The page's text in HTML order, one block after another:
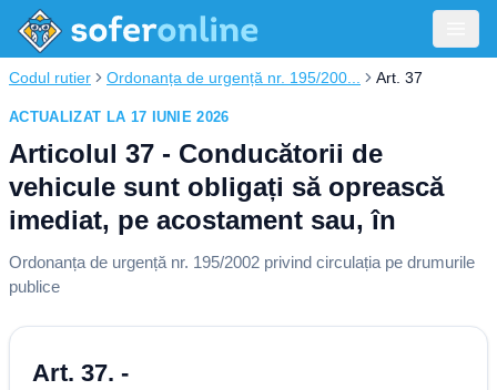
Codul rutier Ordonanța de urgență nr. 195/200... Art. 37
ACTUALIZAT LA 17 IUNIE 2026
Articolul 37 - Conducătorii de
vehicule sunt obligați să oprească
imediat, pe acostament sau, în
Ordonanța de urgență nr. 195/2002 privind circulația pe drumurile
publice
Art. 37. -